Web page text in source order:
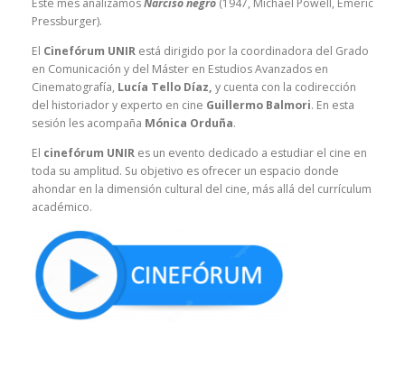
Pressburger).
El Cinefórum UNIR está dirigido por la coordinadora del Grado
en Comunicación y del Máster en Estudios Avanzados en
Cinematografía, Lucía Tello Díaz, y cuenta con la codirección
del historiador y experto en cine Guillermo Balmori. En esta
sesión les acompaña Mónica Orduña.
El cinefórum UNIR es un evento dedicado a estudiar el cine en
toda su amplitud. Su objetivo es ofrecer un espacio donde
ahondar en la dimensión cultural del cine, más allá del currículum
académico.